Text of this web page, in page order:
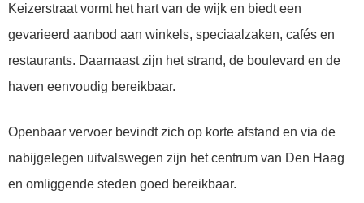
Keizerstraat vormt het hart van de wijk en biedt een
gevarieerd aanbod aan winkels, speciaalzaken, cafés en
restaurants. Daarnaast zijn het strand, de boulevard en de
haven eenvoudig bereikbaar.
Openbaar vervoer bevindt zich op korte afstand en via de
nabijgelegen uitvalswegen zijn het centrum van Den Haag
en omliggende steden goed bereikbaar.